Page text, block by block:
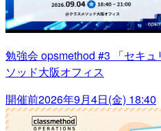
勉強会 opsmethod #3 「セキ
ソッド大阪オフィス
開催前2026年9月4日(金) 18:40